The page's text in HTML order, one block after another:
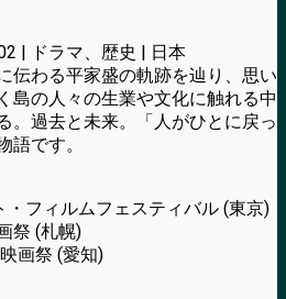
| ドラマ、歴史 | 日本
伝わる平家盛の軌跡を辿り、思い
島の人々の生業や文化に触れる中
。過去と未来。「人がひとに戻っ
語です。
・フィルムフェスティバル (東京)
祭 (札幌)
画祭 (愛知)